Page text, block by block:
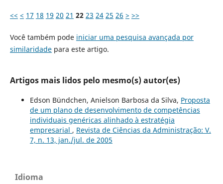
<< < 17 18 19 20 21 22 23 24 25 26 > >>
Você também pode iniciar uma pesquisa avançada por
similaridadepara este artigo.
Artigos mais lidos pelo mesmo(s) autor(es)
Edson Bündchen, Anielson Barbosa da Silva, Proposta
de um plano de desenvolvimento de competências
individuais genéricas alinhado à estratégia
empresarial , Revista de Ciências da Administração: V.
7, n. 13, jan./jul. de 2005
Idioma